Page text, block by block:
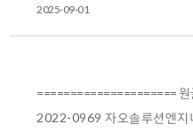
2025-09-01
=====================
2022-0969 자오솔루션엔지